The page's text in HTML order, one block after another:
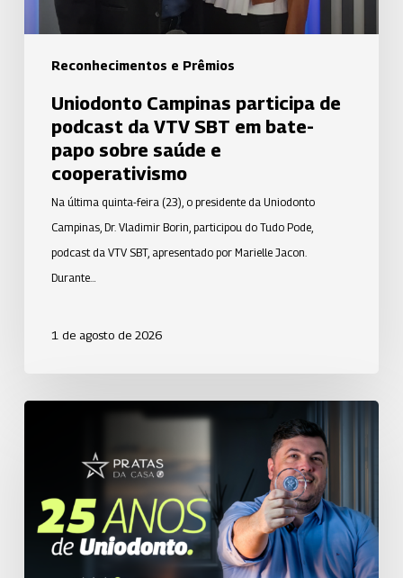
Reconhecimentos e Prêmios
bate-
papo
saúde
cooperativismo
Uniodonto Campinas participa de
podcast da VTV SBT em bate-
papo sobre saúde e
cooperativismo
Na última quinta-feira (23), o presidente da Uniodonto
Campinas, Dr. Vladimir Borin, participou do Tudo Pode,
podcast da VTV SBT, apresentado por Marielle Jacon.
Durante…
1 de agosto de 2026
dos
Campos